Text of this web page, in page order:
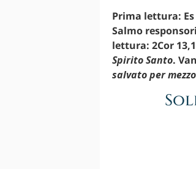
Prima lettura: Es
Salmo
lettura: 2Cor
Spirito Santo.
salvato per